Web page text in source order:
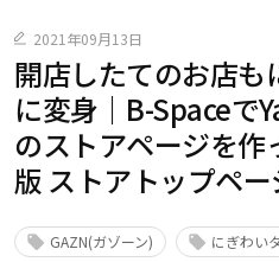
2021年09月13日
開店したてのお店
に変身｜B-Spaceで
のストアページを作
版 ストアトップペー
GAZN(ガゾーン) にぎわい